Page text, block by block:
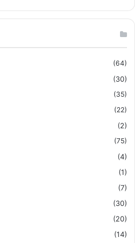
(64)
(30)
(35)
(22)
(2)
(75)
(4)
(1)
(7)
(30)
(20)
(14)